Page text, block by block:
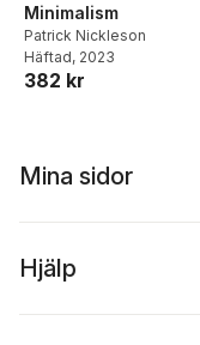
Minimalism
Patrick Nickleson
Häftad, 2023
382 kr
Mina sidor
Hjälp